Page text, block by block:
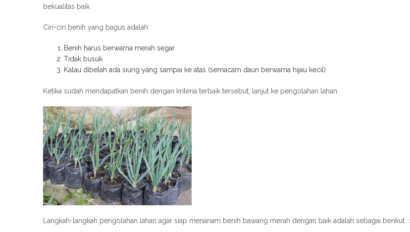
bekualitas baik.
Ciri-ciri benih yang bagus adalah :
Benih harus berwarna merah segar
Tidak busuk
Kalau dibelah ada siung yang sampai ke atas (semacam daun berwarna hijau kecil)
Ketika sudah mendapatkan benih dengan kriteria terbaik tersebut, lanjut ke pengolahan lahan.
Langkah-langkah pengolahan lahan agar siap menanam benih bawang merah dengan baik adalah sebagai berikut :